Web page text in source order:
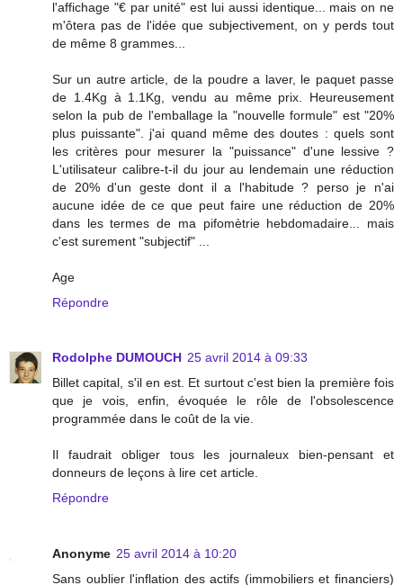
l'affichage "€ par unité" est lui aussi identique... mais on ne
m'ôtera pas de l'idée que subjectivement, on y perds tout
de même 8 grammes...
Sur un autre article, de la poudre a laver, le paquet passe
de 1.4Kg à 1.1Kg, vendu au même prix. Heureusement
selon la pub de l'emballage la "nouvelle formule" est "20%
plus puissante". j'ai quand même des doutes : quels sont
les critères pour mesurer la "puissance" d'une lessive ?
L'utilisateur calibre-t-il du jour au lendemain une réduction
de 20% d'un geste dont il a l'habitude ? perso je n'ai
aucune idée de ce que peut faire une réduction de 20%
dans les termes de ma pifomètrie hebdomadaire... mais
c'est surement "subjectif" ...
Age
Répondre
Rodolphe DUMOUCH 25 avril 2014 à 09:33
Billet capital, s'il en est. Et surtout c'est bien la première fois
que je vois, enfin, évoquée le rôle de l'obsolescence
programmée dans le coût de la vie.
Il faudrait obliger tous les journaleux bien-pensant et
donneurs de leçons à lire cet article.
Répondre
Anonyme 25 avril 2014 à 10:20
Sans oublier l'inflation des actifs (immobiliers et financiers)